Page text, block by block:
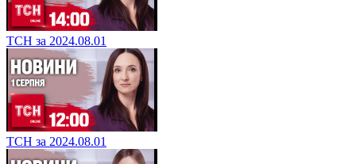
ТСН за 2024.08.01
ТСН за 2024.08.01